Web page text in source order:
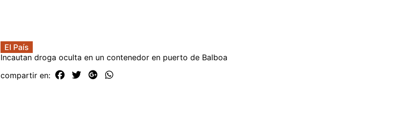
El País
Incautan droga oculta en un contenedor en puerto de Balboa
compartir en: